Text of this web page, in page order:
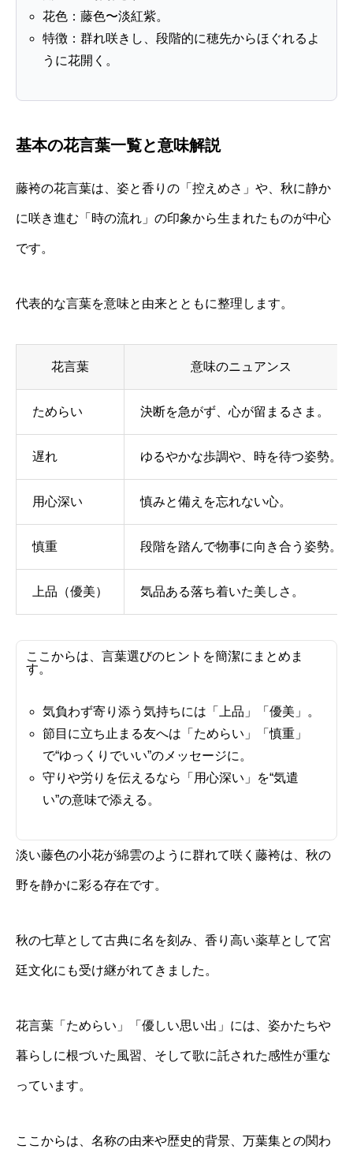
花色：藤色〜淡紅紫。
特徴：群れ咲きし、段階的に穂先からほぐれるよ
うに花開く。
基本の花言葉一覧と意味解説
藤袴の花言葉は、姿と香りの「控えめさ」や、秋に静か
に咲き進む「時の流れ」の印象から生まれたものが中心
です。
代表的な言葉を意味と由来とともに整理します。
花言葉 意味のニュアンス
ためらい 決断を急がず、心が留まるさま。
遅れ ゆるやかな歩調や、時を待つ姿勢。
用心深い 慎みと備えを忘れない心。
慎重 段階を踏んで物事に向き合う姿勢。
上品（優美） 気品ある落ち着いた美しさ。
ここからは、言葉選びのヒントを簡潔にまとめま
す。
気負わず寄り添う気持ちには「上品」「優美」。
節目に立ち止まる友へは「ためらい」「慎重」
で“ゆっくりでいい”のメッセージに。
守りや労りを伝えるなら「用心深い」を“気遣
い”の意味で添える。
淡い藤色の小花が綿雲のように群れて咲く藤袴は、秋の
野を静かに彩る存在です。
秋の七草として古典に名を刻み、香り高い薬草として宮
廷文化にも受け継がれてきました。
花言葉「ためらい」「優しい思い出」には、姿かたちや
暮らしに根づいた風習、そして歌に託された感性が重な
っています。
ここからは、名称の由来や歴史的背景、万葉集との関わ